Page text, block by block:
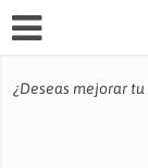
¿Deseas mejorar